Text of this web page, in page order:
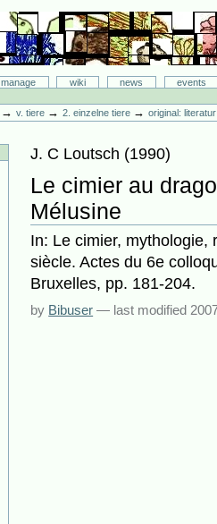
manage wiki news
events
→v. tiere →2. einzelne tiere →original:
J. C Loutsch (1990)
Le cimier au
Mélusine
In: Le cimier, mythologie,
siècle. Actes du 6e
Bruxelles, pp. 181-204.
by Bibuser — last modified